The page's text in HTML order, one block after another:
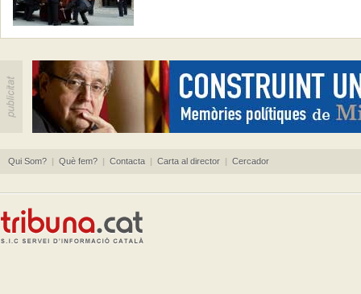
Qui Som? | Què fem? | Contacta | Carta al director | Cercador